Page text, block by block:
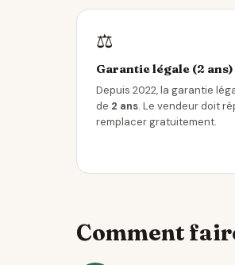
⚖️
Garantie légale (2 ans)
Depuis 2022, la garantie
de 2 ans. Le vendeur doit
remplacer gratuitement.
Comment